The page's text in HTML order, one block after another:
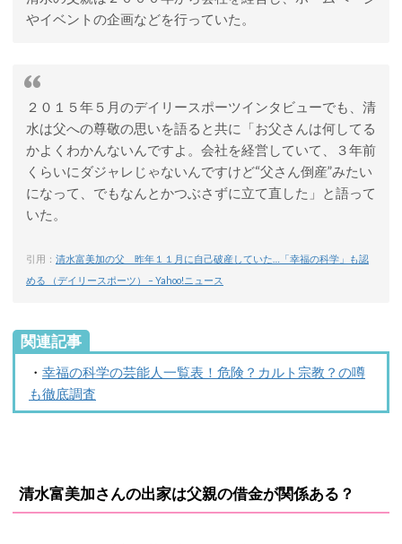
やイベントの企画などを行っていた。
２０１５年５月のデイリースポーツインタビューでも、清
水は父への尊敬の思いを語ると共に「お父さんは何してる
かよくわかんないんですよ。会社を経営していて、３年前
くらいにダジャレじゃないんですけど“父さん倒産”みたい
になって、でもなんとかつぶさずに立て直した」と語って
いた。
引用： 清水富美加の父 昨年１１月に自己破産していた…「幸福の科学」も認
める （デイリースポーツ） – Yahoo!ニュース
関連記事
・ 幸福の科学の芸能人一覧表！危険？カルト宗教？の噂
も徹底調査
清水富美加さんの出家は父親の借金が関係ある？